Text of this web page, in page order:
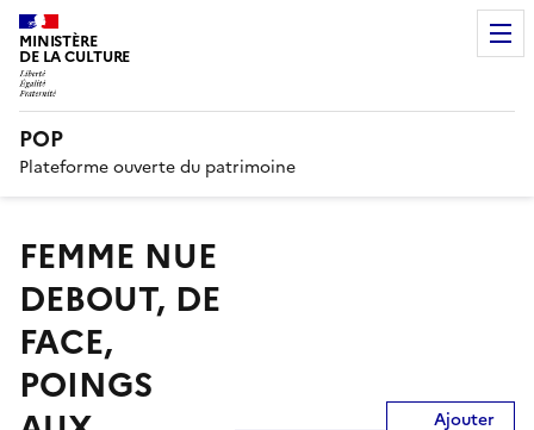
MINISTÈRE
DE LA CULTURE
POP
Plateforme ouverte du patrimoine
FEMME NUE
DEBOUT, DE
FACE,
POINGS
Ajouter